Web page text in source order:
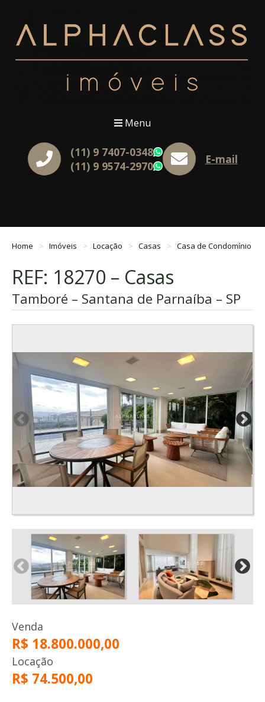
Menu
(11) 9 7407-0348
WhatsApp
(11) 9 9574-2970
WhatsApp
E-mail
Home Imóveis Locação Casas Casa de Condomínio
REF: 18270 – Casas
Tamboré – Santana de Parnaíba – SP
Venda
R$ 18.800.000,00
Locação
R$ 74.500,00